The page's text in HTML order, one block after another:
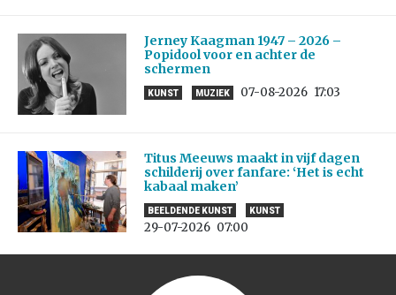
Jerney Kaagman 1947 – 2026 –
Popidool voor en achter de
schermen
KUNST MUZIEK 07-08-2026 17:03
Titus Meeuws maakt in vijf dagen
schilderij over fanfare: ‘Het is echt
kabaal maken’
BEELDENDE KUNST KUNST
29-07-2026 07:00